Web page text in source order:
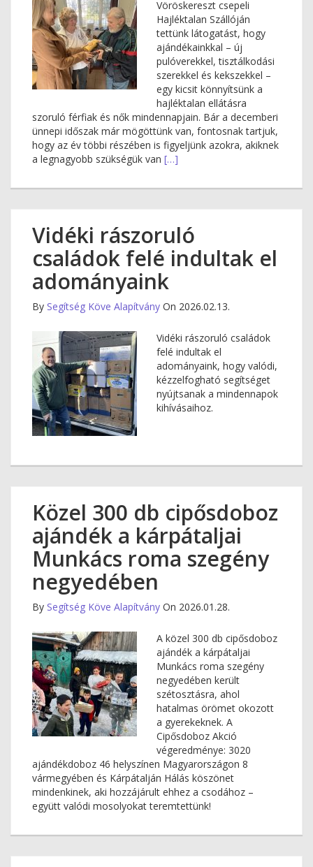
Vöröskereszt csepeli
Hajléktalan Szállóján
tettünk látogatást, hogy
ajándékainkkal – új
pulóverekkel, tisztálkodási
szerekkel és kekszekkel –
egy kicsit könnyítsünk a
hajléktalan ellátásra
szoruló férfiak és nők mindennapjain. Bár a decemberi
ünnepi időszak már mögöttünk van, fontosnak tartjuk,
hogy az év többi részében is figyeljünk azokra, akiknek
a legnagyobb szükségük van […]
Vidéki rászoruló
családok felé indultak el
adományaink
By Segítség Köve Alapítvány On 2026.02.13.
Vidéki rászoruló családok
felé indultak el
adományaink, hogy valódi,
kézzelfogható segítséget
nyújtsanak a mindennapok
kihívásaihoz.
Közel 300 db cipősdoboz
ajándék a kárpátaljai
Munkács roma szegény
negyedében
By Segítség Köve Alapítvány On 2026.01.28.
A közel 300 db cipősdoboz
ajándék a kárpátaljai
Munkács roma szegény
negyedében került
szétosztásra, ahol
hatalmas örömet okozott
a gyerekeknek. A
Cipősdoboz Akció
végeredménye: 3020
ajándékdoboz 46 helyszínen Magyarországon 8
vármegyében és Kárpátalján Hálás köszönet
mindenkinek, aki hozzájárult ehhez a csodához –
együtt valódi mosolyokat teremtettünk!